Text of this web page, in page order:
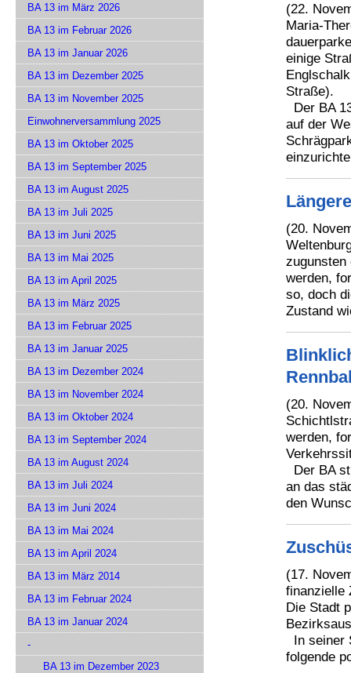
(22.
Maria-
einige
Straße).
Der BA
auf der
(20.
zugunsten
werden,
so, doch
Zustand
(20.
werden,
Der BA
an das
den
(17.
finanzielle
Die Stadt
In seiner
folgende
BA 13 im März 2026
BA 13 im Februar 2026
BA 13 im Januar 2026
BA 13 im Dezember 2025
BA 13 im November 2025
Einwohnerversammlung 2025
BA 13 im Oktober 2025
BA 13 im September 2025
BA 13 im August 2025
BA 13 im Juli 2025
BA 13 im Juni 2025
BA 13 im Mai 2025
BA 13 im April 2025
BA 13 im März 2025
BA 13 im Februar 2025
BA 13 im Januar 2025
BA 13 im Dezember 2024
BA 13 im November 2024
BA 13 im Oktober 2024
BA 13 im September 2024
BA 13 im August 2024
BA 13 im Juli 2024
BA 13 im Juni 2024
BA 13 im Mai 2024
BA 13 im April 2024
BA 13 im März 2014
BA 13 im Februar 2024
BA 13 im Januar 2024
-
BA 13 im Dezember 2023